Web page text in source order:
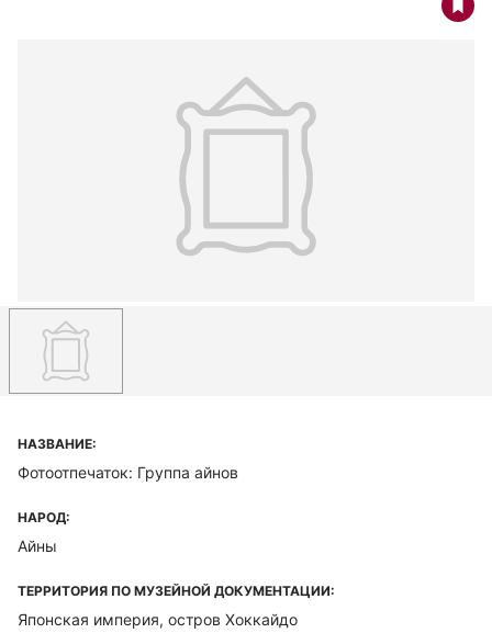
НАЗВАНИЕ:
Фотоотпечаток: Группа айнов
НАРОД:
Айны
ТЕРРИТОРИЯ ПО МУЗЕЙНОЙ ДОКУМЕНТАЦИИ:
Японская империя, остров Хоккайдо